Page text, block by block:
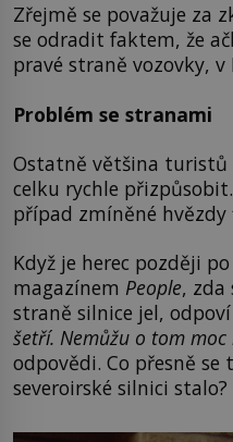
Zřejmě se považuje za
se odradit faktem, že
pravé straně vozovky,
Problém se stranami
Ostatně většina turistů
celku rychle
případ zmíněné
Když je herec později
magazínem People, zda
straně silnice jel,
šetří. Nemůžu o tom moc
odpovědi. Co přesně se
severoirské silnici stalo?